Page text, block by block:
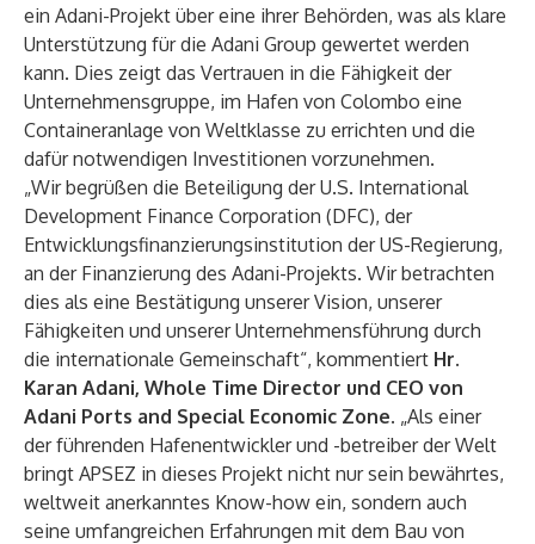
ein Adani-Projekt über eine ihrer Behörden, was als klare
Unterstützung für die Adani Group gewertet werden
kann. Dies zeigt das Vertrauen in die Fähigkeit der
Unternehmensgruppe, im Hafen von Colombo eine
Containeranlage von Weltklasse zu errichten und die
dafür notwendigen Investitionen vorzunehmen.
„Wir begrüßen die Beteiligung der U.S. International
Development Finance Corporation (DFC), der
Entwicklungsfinanzierungsinstitution der US-Regierung,
an der Finanzierung des Adani-Projekts. Wir betrachten
dies als eine Bestätigung unserer Vision, unserer
Fähigkeiten und unserer Unternehmensführung durch
die internationale Gemeinschaft“, kommentiert Hr.
Karan Adani, Whole Time Director und CEO von
Adani Ports and Special Economic Zone. „Als einer
der führenden Hafenentwickler und -betreiber der Welt
bringt APSEZ in dieses Projekt nicht nur sein bewährtes,
weltweit anerkanntes Know-how ein, sondern auch
seine umfangreichen Erfahrungen mit dem Bau von